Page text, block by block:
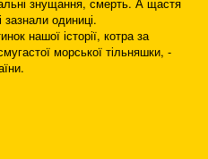
зазнали одиниці.
нашої історії, котра за
морської тільняшки, -